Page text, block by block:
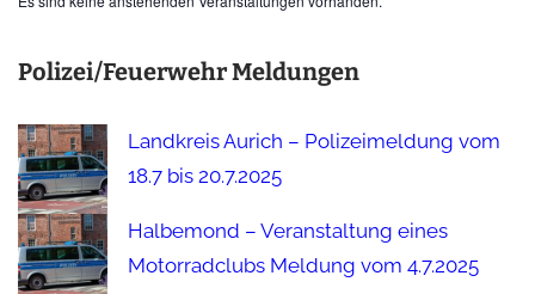
Polizei/Feuerwehr Meldungen
Landkreis Aurich – Polizeimeldung vom
18.7 bis 20.7.2025
Halbemond – Veranstaltung eines
Motorradclubs Meldung vom 4.7.2025